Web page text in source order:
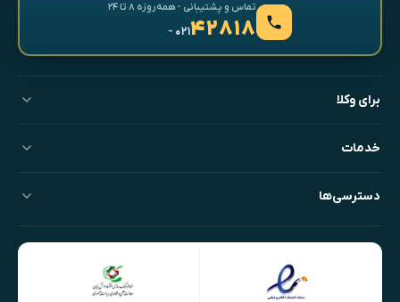
تماس و پشتیبانی · همه‌روزه ۸ تا ۲۴
۴۲۸۱۸- ۰۲۱
برای وکلا
خدمات
دسترسی‌ها